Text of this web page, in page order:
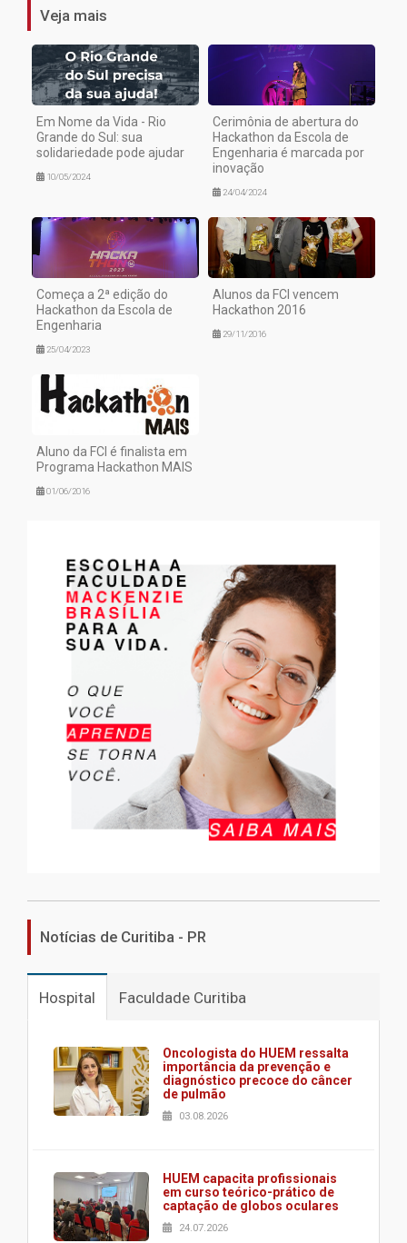
Veja mais
Em Nome da Vida - Rio
Grande do Sul: sua
solidariedade pode ajudar
10/05/2024
Cerimônia de abertura do
Hackathon da Escola de
Engenharia é marcada por
inovação
24/04/2024
Começa a 2ª edição do
Hackathon da Escola de
Engenharia
25/04/2023
Alunos da FCI vencem
Hackathon 2016
29/11/2016
Aluno da FCI é finalista em
Programa Hackathon MAIS
01/06/2016
Notícias de Curitiba - PR
Hospital Faculdade Curitiba
Oncologista do HUEM ressalta
importância da prevenção e
diagnóstico precoce do câncer
de pulmão
03.08.2026
HUEM capacita profissionais
em curso teórico-prático de
captação de globos oculares
24.07.2026